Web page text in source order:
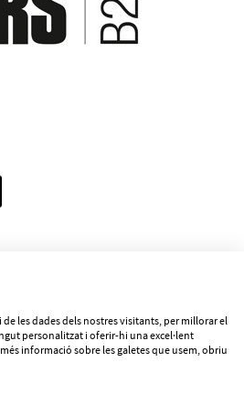
pueden variar sin previo aviso
de les dades dels nostres visitants, per millorar el
personalitzat i oferir-hi una excel·lent
informació sobre les galetes que usem, obriu